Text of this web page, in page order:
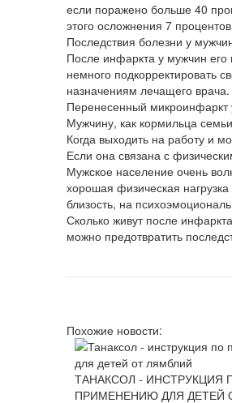
если поражено больше 40
этого осложнения 7
Последствия болезни у
После инфаркта у мужчин его
немного подкорректировать
назначениям лечащего врача.
Перенесенный микроинфаркт
Мужчину, как кормильца
Когда выходить на работу и
Если она связана с
Мужское население очень
хорошая физическая
близость, на
Сколько живут после
можно предотвратить
Похожие новости:
ТАНАКСОЛ - ИНСТРУКЦИЯ
ПРИМЕНЕНИЮ ДЛЯ ДЕТЕЙ